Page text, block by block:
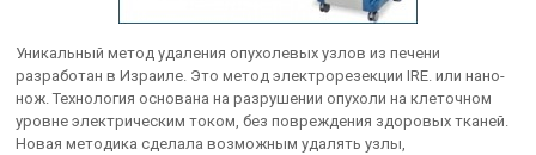
Уникальный метод удаления опухолевых узлов из печени
разработан в Израиле. Это метод электрорезекции IRE. или нано-
нож. Технология основана на разрушении опухоли на клеточном
уровне электрическим током, без повреждения здоровых тканей.
Новая методика сделала возможным удалять узлы,